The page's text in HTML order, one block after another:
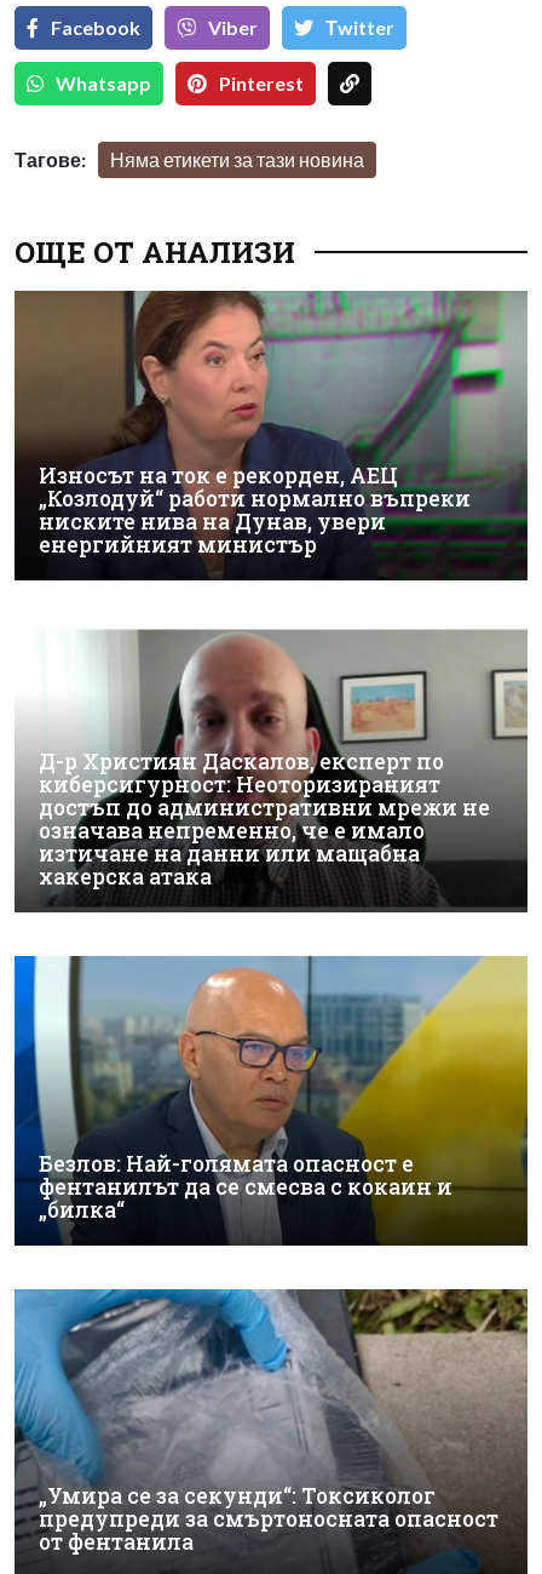
Facebook Viber Тwitter
Whatsapp Pinterest
Тагове: Няма етикети за тази новина
ОЩЕ ОТ АНАЛИЗИ
Износът на ток е рекорден, АЕЦ
„Козлодуй“ работи нормално въпреки
ниските нива на Дунав, увери
енергийният министър
Д-р Християн Даскалов, експерт по
киберсигурност: Неоторизираният
достъп до административни мрежи не
означава непременно, че е имало
изтичане на данни или мащабна
хакерска атака
Безлов: Най-голямата опасност е
фентанилът да се смесва с кокаин и
„билка“
„Умира се за секунди“: Токсиколог
предупреди за смъртоносната опасност
от фентанила